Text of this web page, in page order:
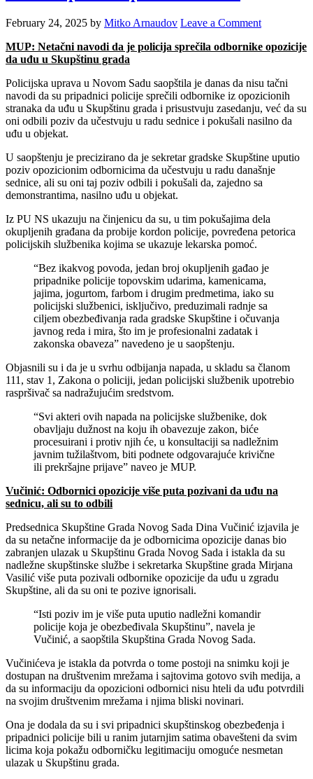
February 24, 2025 by Mitko Arnaudov Leave a Comment
MUP: Netačni navodi da je policija sprečila odbornike opozicije
da uđu u Skupštinu grada
Policijska uprava u Novom Sadu saopštila je danas da nisu tačni
navodi da su pripadnici policije sprečili odbornike iz opozicionih
stranaka da uđu u Skupštinu grada i prisustvuju zasedanju, već da su
oni odbili poziv da učestvuju u radu sednice i pokušali nasilno da
uđu u objekat.
U saopštenju je precizirano da je sekretar gradske Skupštine uputio
poziv opozicionim odbornicima da učestvuju u radu današnje
sednice, ali su oni taj poziv odbili i pokušali da, zajedno sa
demonstrantima, nasilno uđu u objekat.
Iz PU NS ukazuju na činjenicu da su, u tim pokušajima dela
okupljenih građana da probije kordon policije, povređena petorica
policijskih službenika kojima se ukazuje lekarska pomoć.
“Bez ikakvog povoda, jedan broj okupljenih gađao je
pripadnike policije topovskim udarima, kamenicama,
jajima, jogurtom, farbom i drugim predmetima, iako su
policijski službenici, isključivo, preduzimali radnje sa
ciljem obezbeđivanja rada gradske Skupštine i očuvanja
javnog reda i mira, što im je profesionalni zadatak i
zakonska obaveza” navedeno je u saopštenju.
Objasnili su i da je u svrhu odbijanja napada, u skladu sa članom
111, stav 1, Zakona o policiji, jedan policijski službenik upotrebio
raspršivač sa nadražujućim sredstvom.
“Svi akteri ovih napada na policijske službenike, dok
obavljaju dužnost na koju ih obavezuje zakon, biće
procesuirani i protiv njih će, u konsultaciji sa nadležnim
javnim tužilaštvom, biti podnete odgovarajuće krivične
ili prekršajne prijave” naveo je MUP.
Vučinić: Odbornici opozicije više puta pozivani da uđu na
sednicu, ali su to odbili
Predsednica Skupštine Grada Novog Sada Dina Vučinić izjavila je
da su netačne informacije da je odbornicima opozicije danas bio
zabranjen ulazak u Skupštinu Grada Novog Sada i istakla da su
nadležne skupštinske službe i sekretarka Skupštine grada Mirjana
Vasilić više puta pozivali odbornike opozicije da uđu u zgradu
Skupštine, ali da su oni te pozive ignorisali.
“Isti poziv im je više puta uputio nadležni komandir
policije koja je obezbeđivala Skupštinu”, navela je
Vučinić, a saopštila Skupština Grada Novog Sada.
Vučinićeva je istakla da potvrda o tome postoji na snimku koji je
dostupan na društvenim mrežama i sajtovima gotovo svih medija, a
da su informaciju da opozicioni odbornici nisu hteli da uđu potvrdili
na svojim društvenim mrežama i njima bliski novinari.
Ona je dodala da su i svi pripadnici skupštinskog obezbeđenja i
pripadnici policije bili u ranim jutarnjim satima obavešteni da svim
licima koja pokažu odborničku legitimaciju omoguće nesmetan
ulazak u Skupštinu grada.